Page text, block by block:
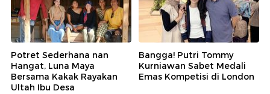
Potret Sederhana nan
Hangat, Luna Maya
Bersama Kakak Rayakan
Ultah Ibu Desa
Bangga! Putri Tommy
Kurniawan Sabet Medali
Emas Kompetisi di London